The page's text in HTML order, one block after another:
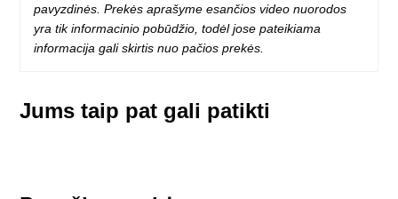
pavyzdinės. Prekės aprašyme esančios video nuorodos
yra tik informacinio pobūdžio, todėl jose pateikiama
informacija gali skirtis nuo pačios prekės.
Jums taip pat gali patikti